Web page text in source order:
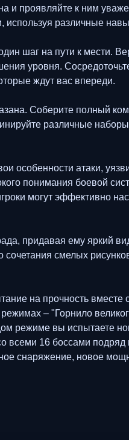
и проявляйте к ним
используя различные
шаг на пути к мести.
уровня.
ждут вас впереди.
Соберите полный
различные
особенности атаки,
понимания боевой
могут эффективно
придавая ему яркий
смелых
на прочность вместе
– "Горнило
режиме вы испытаете
всеми 16 боссами
снаряжение, новое